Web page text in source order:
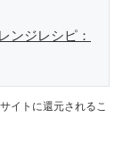
ンジレシピ：
イトに還元されるこ